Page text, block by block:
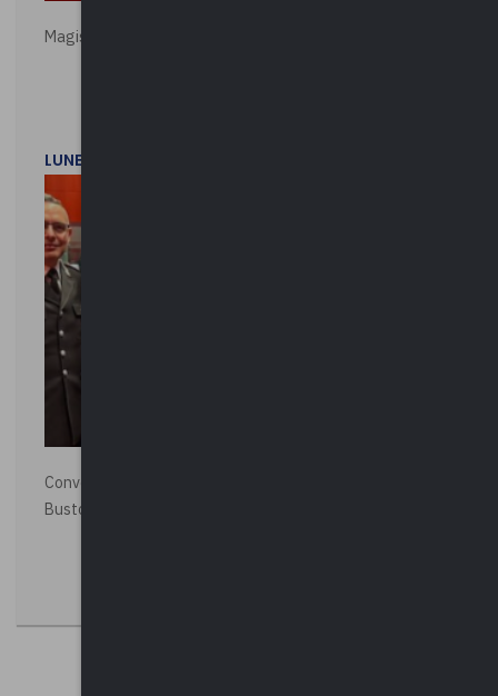
Magistratura e Costituzione. Le ragioni del SÌ e del NO
LUNEDì 1 DICEMBRE 2025
Convegno “La Polizia Locale per la sicurezza della città”,
Busto Arsizio